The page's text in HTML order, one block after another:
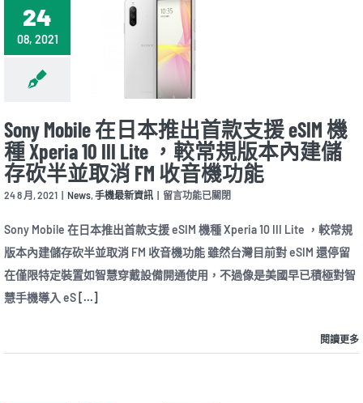
24
08, 2021
Sony Mobile 在日本推出首款支援 eSIM 機
種 Xperia 10 III Lite ，較常規版本內建儲
存砍半並取消 FM 收音機功能
24 8 月, 2021 News,手機最新資訊
在
Mobile
在
日
本
推
援
留言功能已關閉
Sony Mobile 在日本推出首款支援 eSIM 機種 Xperia 10 III Lite ，較常規
版本內建儲存砍半並取消 FM 收音機功能 雖然台灣目前對 eSIM 還停留
在僅限特定裝置如智慧穿戴設備開通使用，不過像是美國早已積極對智
慧手機導入 eS [...]
閱讀更多